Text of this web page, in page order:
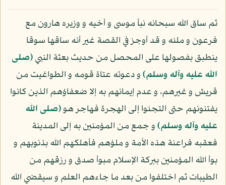
ثم ساق الله سبحانه نبأ موسى و أخيه و وزيره هارون مع
فرعون و ملئه و قد أوجز في القصة غير أنه ساقها سوقا
ينطبق بفصولها على المحصل من حديث بعثة النبي(صلى
الله عليه وآله وسلم)و دعوته عتاة قومه و الطواغيت من
قريش و غيرهم، و عدم إيمانهم به إلا ضعفاؤهم الذين كانوا
يفتنونهم حتى التجئوا إلى الهجرة فهاجر هو(صلى الله
عليه وآله وسلم)و جمع من المؤمنين به إلى المدينة
فعقبه فراعنة هذه الأمة و ملؤهم فأهلكهم الله بذنوبهم و
بوأ الله المؤمنين ببركة الإسلام مبوأ صدق و رزقهم من
الطيبات ثم اختلفوا من بعد ما جاءهم العلم و سيقضي الله